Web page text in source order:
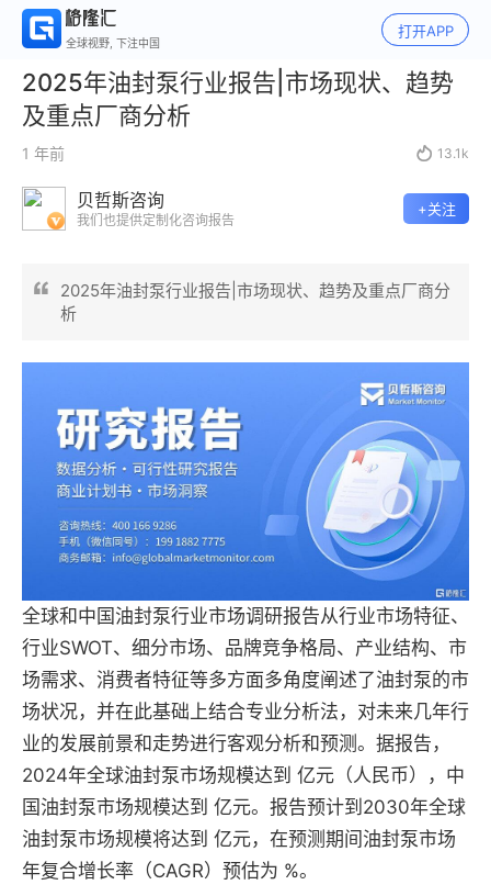
全球视野, 下注中国
打开APP
2025年油封泵行业报告|市场现状、趋势
及重点厂商分析
1 年前  13.1k
贝哲斯咨询
我们也提供定制化咨询报告
+关注
2025年油封泵行业报告|市场现状、趋势及重点厂商分
析
全球和中国油封泵行业市场调研报告从行业市场特征、
行业SWOT、细分市场、品牌竞争格局、产业结构、市
场需求、消费者特征等多方面多角度阐述了油封泵的市
场状况，并在此基础上结合专业分析法，对未来几年行
业的发展前景和走势进行客观分析和预测。据报告，
2024年全球油封泵市场规模达到 亿元（人民币），中
国油封泵市场规模达到 亿元。报告预计到2030年全球
油封泵市场规模将达到 亿元，在预测期间油封泵市场
年复合增长率（CAGR）预估为 %。